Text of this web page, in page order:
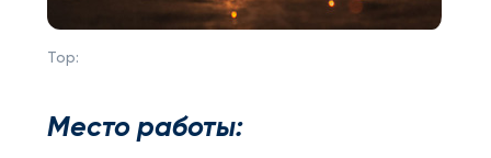
Top:
Место работы: